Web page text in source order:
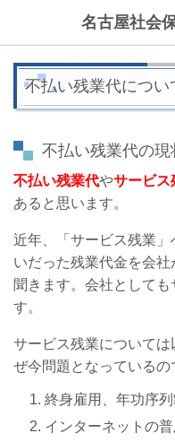
名古屋社会
不払い残業代につい
不払い残業代の現
不払い残業代やサービス
あると思います。
近年、「サービス残業
いだった残業代金を会社
聞きます。会社として
す。
サービス残業について
ぜ今問題となっているの
終身雇用、年功序
インターネットの